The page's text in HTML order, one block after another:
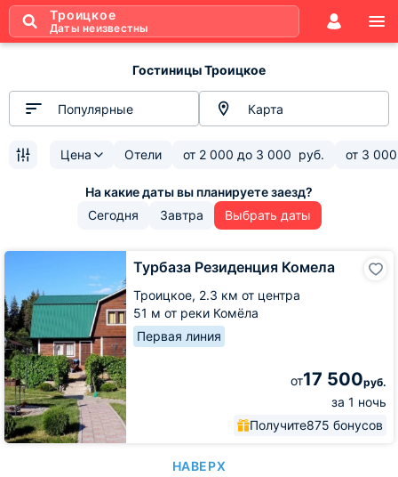
Троицкое
Даты неизвестны
Гостиницы Троицкое
Популярные Карта
Цена Отели от 2 000 до 3 000 руб. от 3 000
Сегодня Завтра Выбрать даты
Турбаза Резиденция Комела
Троицкое, 2.3 км от центра
51 м от реки Комёла
Первая линия
от17 500руб.
за 1 ночь
Получите875 бонусов
Турбаза
Комела
НАВЕРХ